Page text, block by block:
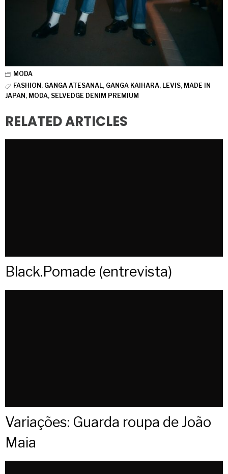
MODA
FASHION , GANGA ATESANAL, GANGA KAIHARA, LEVIS, MADE IN
JAPAN , MODA, SELVEDGE DENIM PREMIUM
RELATED ARTICLES
Black.Pomade (entrevista)
Variações: Guarda roupa de João
Maia